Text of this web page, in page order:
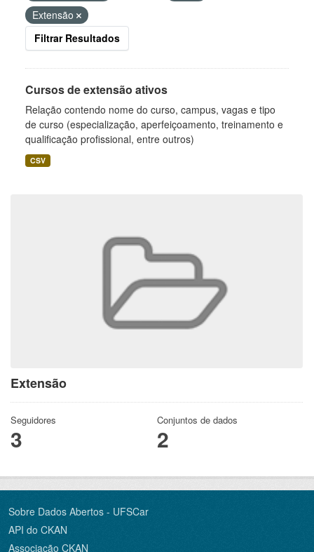
Extensão
Seguidores
3
Conjuntos de dados
2
Extensão
Filtrar Resultados
Cursos de extensão ativos
Relação contendo nome do curso, campus, vagas e tipo
de curso (especialização, aperfeiçoamento, treinamento e
qualificação profissional, entre outros)
CSV
Sobre Dados Abertos - UFSCar
API do CKAN
Associação CKAN